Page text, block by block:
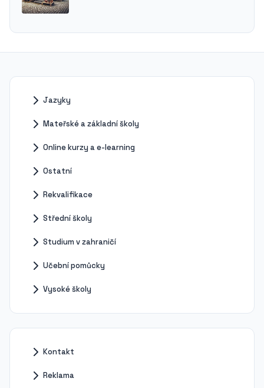
Jazyky
Mateřské a základní školy
Online kurzy a e-learning
Ostatní
Rekvalifikace
Střední školy
Studium v zahraničí
Učební pomůcky
Vysoké školy
Kontakt
Reklama